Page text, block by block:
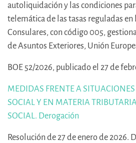
autoliquidación y las condiciones
telemática de las tasas reguladas en
Consulares, con código 005,
de Asuntos Exteriores, Unión
BOE 52/2026, publicado el 27 de
MEDIDAS FRENTE A
SOCIAL Y EN MATERIA
SOCIAL. Derogación
Resolución de 27 de enero de 2026.